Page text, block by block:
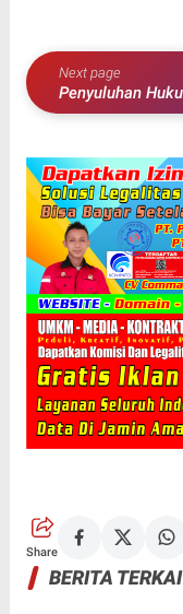
Next page
Penyuluhan
Sriwijaya
Share
BERITA